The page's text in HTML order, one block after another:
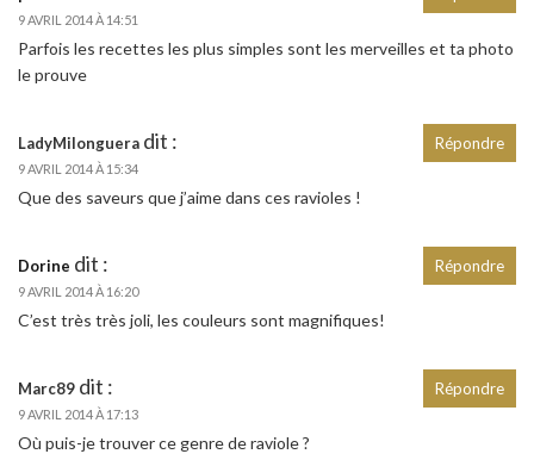
9 AVRIL 2014 À 14:51
Parfois les recettes les plus simples sont les merveilles et ta photo
le prouve
LadyMilonguera dit :
9 AVRIL 2014 À 15:34
Que des saveurs que j’aime dans ces ravioles !
Répondre
Dorine dit :
9 AVRIL 2014 À 16:20
C’est très très joli, les couleurs sont magnifiques!
Répondre
Marc89 dit :
9 AVRIL 2014 À 17:13
Où puis-je trouver ce genre de raviole ?
Répondre